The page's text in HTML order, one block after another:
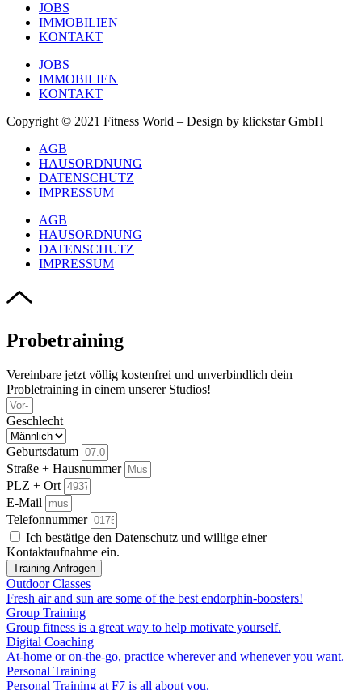
JOBS
IMMOBILIEN
KONTAKT
JOBS
IMMOBILIEN
KONTAKT
Copyright © 2021 Fitness World – Design by klickstar GmbH
AGB
HAUSORDNUNG
DATENSCHUTZ
IMPRESSUM
AGB
HAUSORDNUNG
DATENSCHUTZ
IMPRESSUM
Probetraining
Vereinbare jetzt völlig kostenfrei und unverbindlich dein
Probletraining in einem unserer Studios!
Geschlecht
Geburtsdatum
Straße + Hausnummer
PLZ + Ort
E-Mail
Telefonnummer
Ich bestätige den Datenschutz und willige einer
Kontaktaufnahme ein.
Training Anfragen
Outdoor Classes
Fresh air and sun are some of the best endorphin-boosters!
Group Training
Group fitness is a great way to help motivate yourself.
Digital Coaching
At-home or on-the-go, practice wherever and whenever you want.
Personal Training
Personal Training at F7 is all about you.